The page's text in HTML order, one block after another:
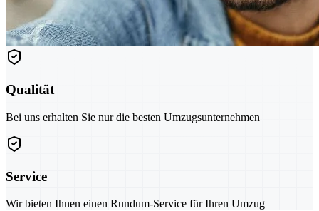
Qualität
Bei uns erhalten Sie nur die besten Umzugsunternehmen
Service
Wir bieten Ihnen einen Rundum-Service für Ihren Umzug